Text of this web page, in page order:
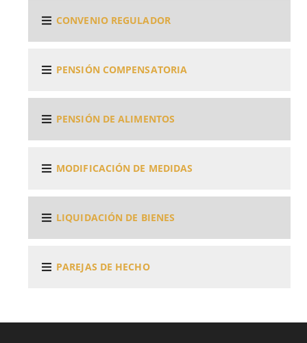
CONVENIO REGULADOR
PENSIÓN COMPENSATORIA
PENSIÓN DE ALIMENTOS
MODIFICACIÓN DE MEDIDAS
LIQUIDACIÓN DE BIENES
PAREJAS DE HECHO